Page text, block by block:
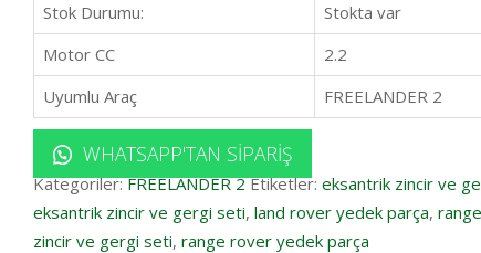
Stok Durumu:
Stokta var
Motor CC
2.2
Uyumlu Araç
FREELANDER 2
WHATSAPP'TAN SIPARIŞ
Kategoriler:FREELANDER 2 Etiketler: eksantrik zincir ve
eksantrik zincir ve gergi seti, land rover yedek parça,
zincir ve gergi seti, range rover yedek parça